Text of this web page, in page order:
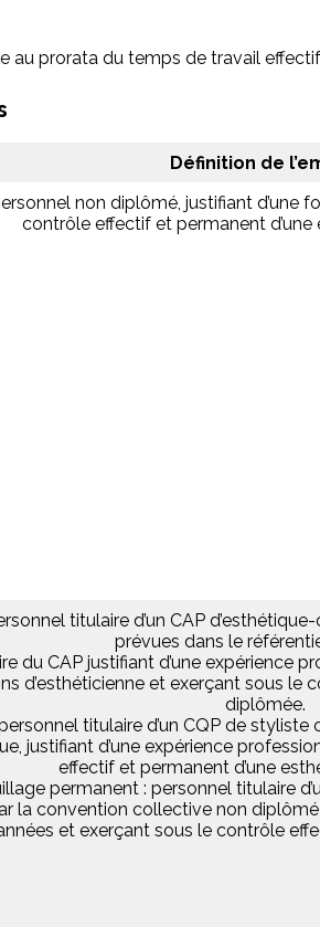
au prorata du temps de travail
Définition de
non diplômé, justifiant d’une
contrôle effectif et permanent
titulaire d’un CAP
prévues dans le
du CAP justifiant d’une expérience
d’esthéticienne et exerçant sous le
diplômée.
titulaire d’un CQP de
justifiant d’une expérience
effectif et permanent d’une
permanent : personnel titulaire
la convention collective non
et exerçant sous le contrôle